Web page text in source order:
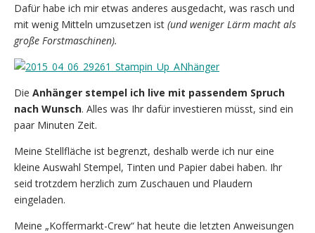
Dafür habe ich mir etwas anderes ausgedacht, was rasch und
mit wenig Mitteln umzusetzen ist (und weniger Lärm macht als
große Forstmaschinen).
Die Anhänger stempel ich live mit passendem Spruch
nach Wunsch. Alles was Ihr dafür investieren müsst, sind ein
paar Minuten Zeit.
Meine Stellfläche ist begrenzt, deshalb werde ich nur eine
kleine Auswahl Stempel, Tinten und Papier dabei haben. Ihr
seid trotzdem herzlich zum Zuschauen und Plaudern
eingeladen.
Meine „Koffermarkt-Crew“ hat heute die letzten Anweisungen